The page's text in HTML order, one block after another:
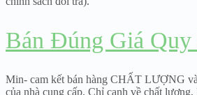
Bán Đúng Giá
Min- cam kết bán hàng CHẤT LƯỢNG
của nhà cung cấp. Chỉ cạnh về chất